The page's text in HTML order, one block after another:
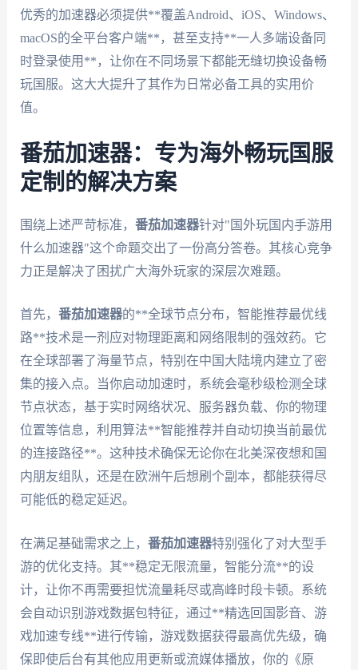
优秀的加速器必须提供**覆盖Android、iOS、Windows、
macOS的全平台客户端**，甚至支持**一人多端设备同
时登录使用**，让你在不同场景下都能无缝切换设备畅
玩国服。这大大提升了其作为日常必备工具的实用价
值。
番茄加速器：专为海外畅玩国服
定制的解决方案
围绕上述严苛标准， 番茄加速器针对"国外玩国内手游用
什么加速器"这个命题交出了一份高分答卷。其核心竞争
力正是解决了困扰广大海外玩家的深层次难题。
首先， 番茄加速器的**全球节点分布，智能推荐最优线
路**技术是一剂应对物理距离和网络限制的强效药。它
在全球部署了海量节点，特别在中国大陆境内建立了密
集的接入点。当你启动加速时，系统会毫秒级检测全球
节点状态，基于实时网络状况、服务器负载、你的物理
位置等信息，利用算法**智能推荐并自动切换当前最优
的连接路径**。这种技术确保无论你在北美深夜想和国
内朋友组队，还是在欧洲午后想刷个副本，都能获得尽
可能低的稳定延迟。
在满足基础需求之上， 番茄加速器特别强化了对大型手
游的优化支持。其**稳定无限流量，智能分流**的设
计，让你不再需要担忧流量耗尽或高峰时段卡顿。系统
会自动识别游戏数据包特征，通过**精选回国影音、游
戏加速专线**进行传输，游戏数据获得最高优先级，确
保即使后台有其他应用更新或流媒体播放，你的《原